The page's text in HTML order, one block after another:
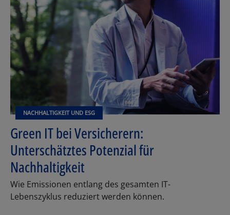
NACHHALTIGKEIT UND ESG
Green IT bei Versicherern:
Unterschätztes Potenzial für
Nachhaltigkeit
Wie Emissionen entlang des gesamten IT-
Lebenszyklus reduziert werden können.